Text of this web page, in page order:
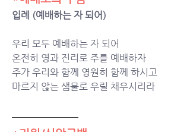
입례 (예배하는 자 되어)
우리 모두 예배하는 자 되어
온전히 영과 진리로 주를 예배하자
주가 우리와 함께 영원히 함께 하시고
마르지 않는 샘물로 우릴 채우시리라